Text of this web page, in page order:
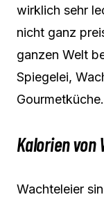
wirklich sehr
nicht ganz
ganzen Welt
Spiegelei,
Gourmetküche.
Kalorien von
Wachteleier